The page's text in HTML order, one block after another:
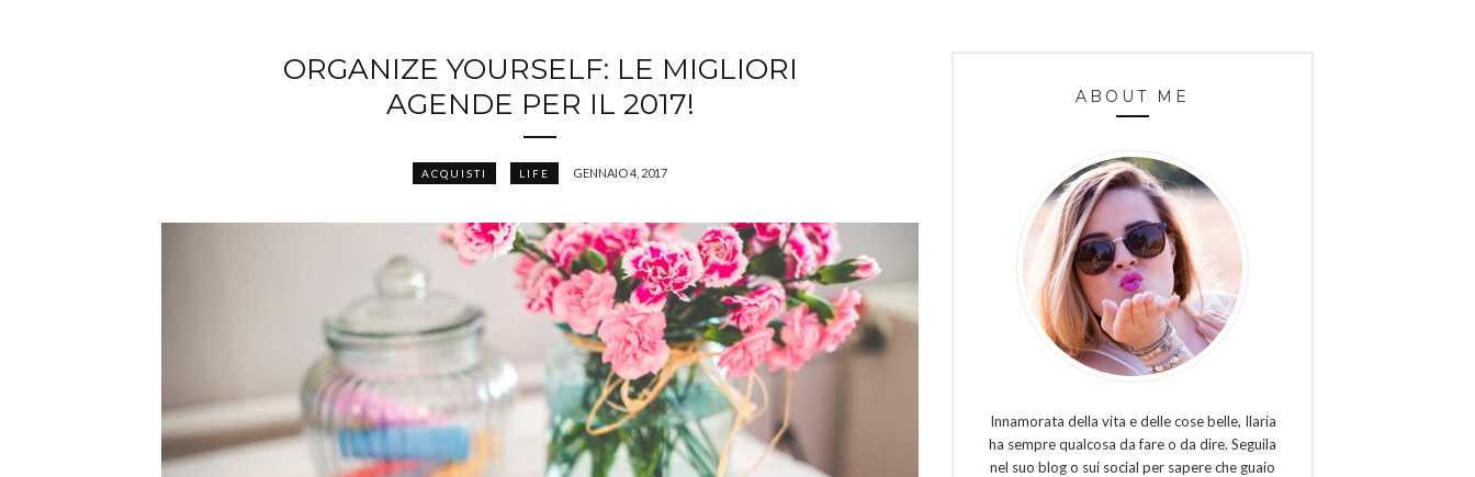
ORGANIZE YOURSELF: LE MIGLIORI
AGENDE PER IL 2017!
ACQUISTI LIFE GENNAIO 4, 2017
ABOUT ME
Innamorata della vita e delle cose belle, Ilaria
ha sempre qualcosa da fare o da dire. Seguila
nel suo blog o sui social per sapere che guaio